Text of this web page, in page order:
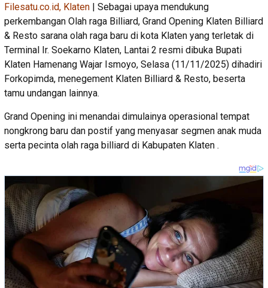
Filesatu.co.id, Klaten | Sebagai upaya mendukung
perkembangan Olah raga Billiard, Grand Opening Klaten Billiard
& Resto sarana olah raga baru di kota Klaten yang terletak di
Terminal Ir. Soekarno Klaten, Lantai 2 resmi dibuka Bupati
Klaten Hamenang Wajar Ismoyo, Selasa (11/11/2025) dihadiri
Forkopimda, menegement Klaten Billiard & Resto, beserta
tamu undangan lainnya.
Grand Opening ini menandai dimulainya operasional tempat
nongkrong baru dan postif yang menyasar segmen anak muda
serta pecinta olah raga billiard di Kabupaten Klaten .